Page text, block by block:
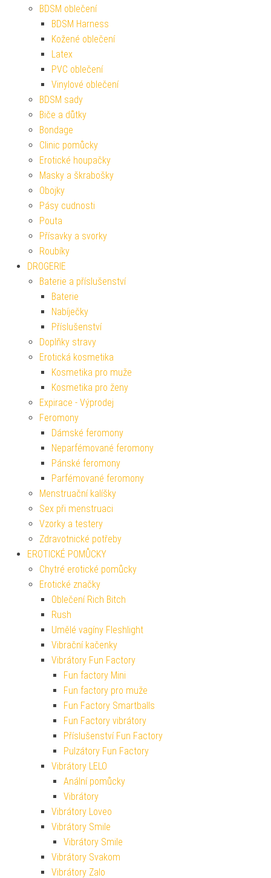
BDSM oblečení
BDSM Harness
Kožené oblečení
Latex
PVC oblečení
Vinylové oblečení
BDSM sady
Biče a důtky
Bondage
Clinic pomůcky
Erotické houpačky
Masky a škrabošky
Obojky
Pásy cudnosti
Pouta
Přísavky a svorky
Roubíky
DROGERIE
Baterie a příslušenství
Baterie
Nabíječky
Příslušenství
Doplňky stravy
Erotická kosmetika
Kosmetika pro muže
Kosmetika pro ženy
Expirace - Výprodej
Feromony
Dámské feromony
Neparfémované feromony
Pánské feromony
Parfémované feromony
Menstruační kalíšky
Sex při menstruaci
Vzorky a testery
Zdravotnické potřeby
EROTICKÉ POMŮCKY
Chytré erotické pomůcky
Erotické značky
Oblečení Rich Bitch
Rush
Umělé vagíny Fleshlight
Vibrační kačenky
Vibrátory Fun Factory
Fun factory Mini
Fun factory pro muže
Fun Factory Smartballs
Fun Factory vibrátory
Příslušenství Fun Factory
Pulzátory Fun Factory
Vibrátory LELO
Anální pomůcky
Vibrátory
Vibrátory Loveo
Vibrátory Smile
Vibrátory Smile
Vibrátory Svakom
Vibrátory Zalo